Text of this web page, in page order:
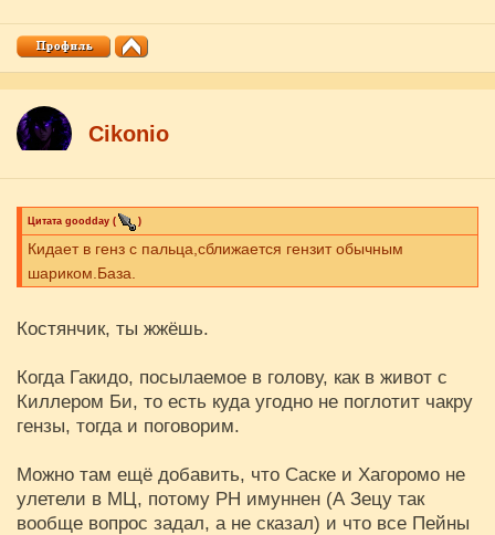
Cikоnio
Цитата goodday ( )
Кидает в генз с пальца,сближается гензит обычным
шариком.База.
Костянчик, ты жжёшь.
Когда Гакидо, посылаемое в голову, как в живот с
Киллером Би, то есть куда угодно не поглотит чакру
гензы, тогда и поговорим.
Можно там ещё добавить, что Саске и Хагоромо не
улетели в МЦ, потому РН имуннен (А Зецу так
вообще вопрос задал, а не сказал) и что все Пейны